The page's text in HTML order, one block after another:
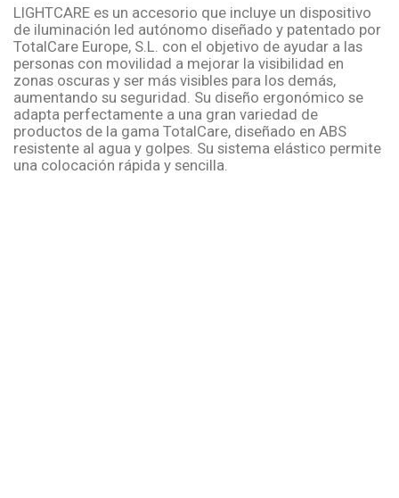
LIGHTCARE es un accesorio que incluye un dispositivo
de iluminación led autónomo diseñado y patentado por
TotalCare Europe, S.L. con el objetivo de ayudar a las
personas con movilidad a mejorar la visibilidad en
zonas oscuras y ser más visibles para los demás,
aumentando su seguridad. Su diseño ergonómico se
adapta perfectamente a una gran variedad de
productos de la gama TotalCare, diseñado en ABS
resistente al agua y golpes. Su sistema elástico permite
una colocación rápida y sencilla.